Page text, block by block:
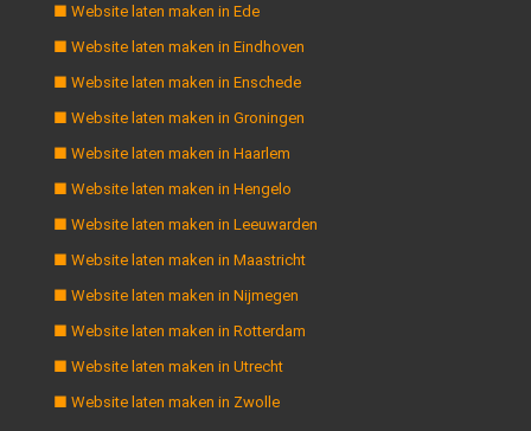
■ Website laten maken in Ede
■ Website laten maken in Eindhoven
■ Website laten maken in Enschede
■ Website laten maken in Groningen
■ Website laten maken in Haarlem
■ Website laten maken in Hengelo
■ Website laten maken in Leeuwarden
■ Website laten maken in Maastricht
■ Website laten maken in Nijmegen
■ Website laten maken in Rotterdam
■ Website laten maken in Utrecht
■ Website laten maken in Zwolle